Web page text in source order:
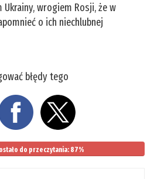
wrogiem Rosji, że w
o ich niechlubnej
błędy tego
do przeczytania: 87%